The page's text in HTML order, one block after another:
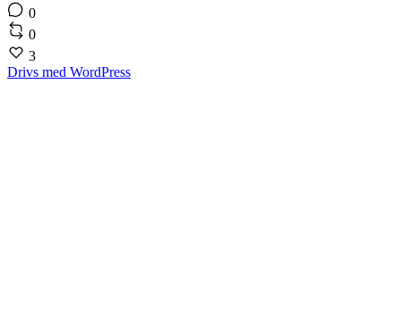
0
0
3
Drivs med WordPress